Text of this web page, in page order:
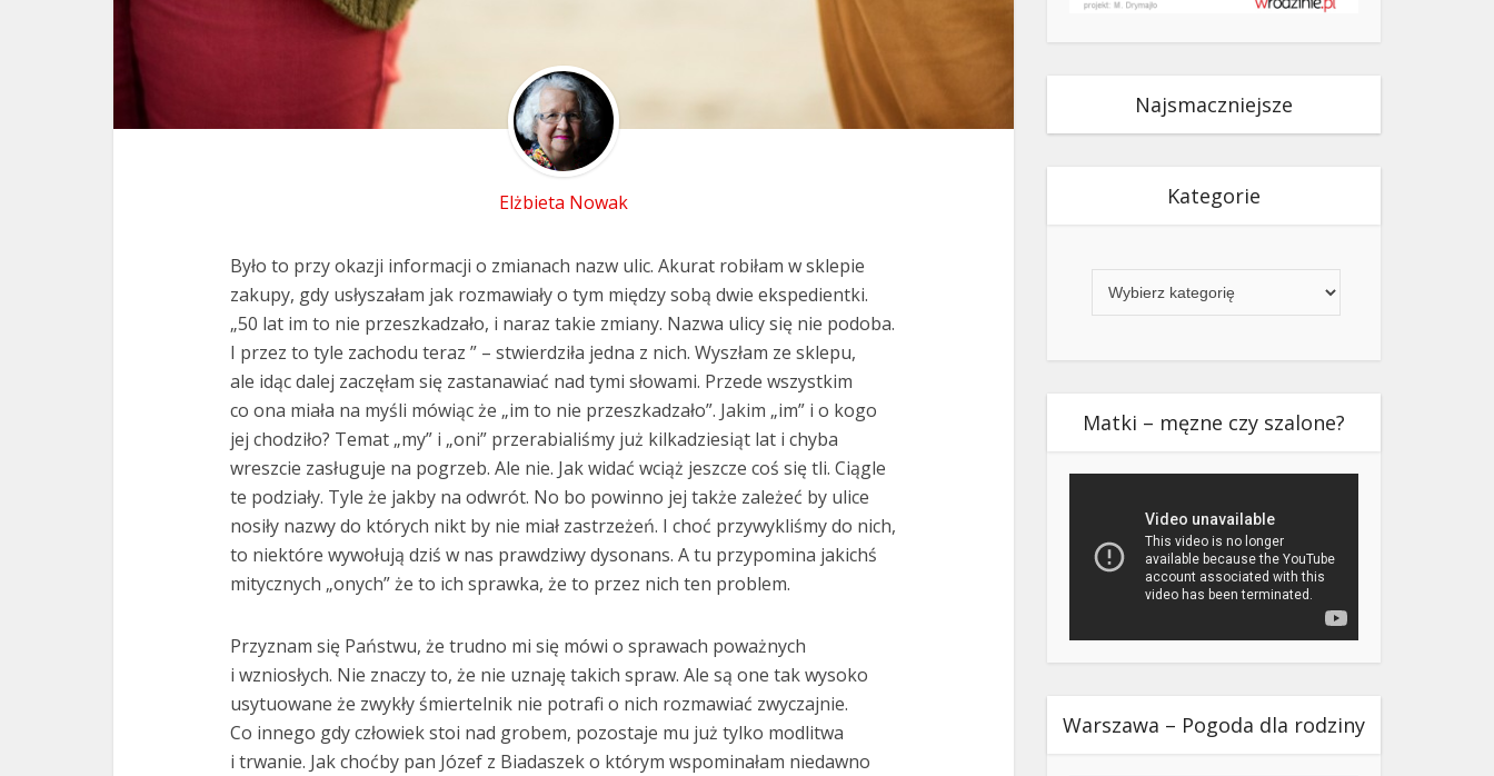
Elżbieta Nowak
Było to przy okazji informacji o zmianach nazw ulic. Akurat robiłam w sklepie
zakupy, gdy usłyszałam jak rozmawiały o tym między sobą dwie ekspedientki.
„50 lat im to nie przeszkadzało, i naraz takie zmiany. Nazwa ulicy się nie podoba.
I przez to tyle zachodu teraz ” – stwierdziła jedna z nich. Wyszłam ze sklepu,
ale idąc dalej zaczęłam się zastanawiać nad tymi słowami. Przede wszystkim
co ona miała na myśli mówiąc że „im to nie przeszkadzało”. Jakim „im” i o kogo
jej chodziło? Temat „my” i „oni” przerabialiśmy już kilkadziesiąt lat i chyba
wreszcie zasługuje na pogrzeb. Ale nie. Jak widać wciąż jeszcze coś się tli. Ciągle
te podziały. Tyle że jakby na odwrót. No bo powinno jej także zależeć by ulice
nosiły nazwy do których nikt by nie miał zastrzeżeń. I choć przywykliśmy do nich,
to niektóre wywołują dziś w nas prawdziwy dysonans. A tu przypomina jakichś
mitycznych „onych” że to ich sprawka, że to przez nich ten problem.
Przyznam się Państwu, że trudno mi się mówi o sprawach poważnych
i wzniosłych. Nie znaczy to, że nie uznaję takich spraw. Ale są one tak wysoko
usytuowane że zwykły śmiertelnik nie potrafi o nich rozmawiać zwyczajnie.
Co innego gdy człowiek stoi nad grobem, pozostaje mu już tylko modlitwa
i trwanie. Jak choćby pan Józef z Biadaszek o którym wspominałam niedawno
Najsmaczniejsze
Kategorie
Matki – męzne czy szalone?
Warszawa – Pogoda dla rodziny